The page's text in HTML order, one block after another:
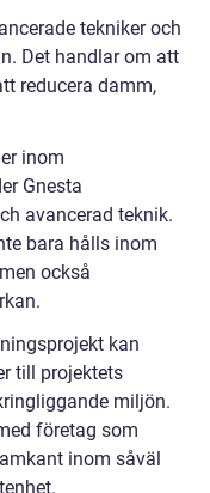
tekniker och
Det handlar om att
reducera damm,
inom
Gnesta
avancerad teknik.
bara hålls inom
också
kan
till projektets
miljön.
företag som
inom såväl